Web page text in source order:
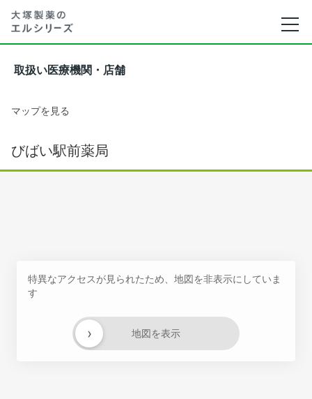
取扱い医療機関・店舗
マップを見る
びばい駅前薬局
特異なアクセスが見られたため、地図を非表示にしていま
す
地図を表示
›